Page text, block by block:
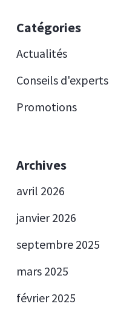
Catégories
Actualités
Conseils d'experts
Promotions
Archives
avril 2026
janvier 2026
septembre 2025
mars 2025
février 2025